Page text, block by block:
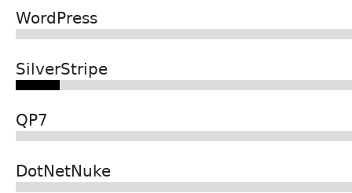
WordPress
SilverStripe
QP7
DotNetNuke